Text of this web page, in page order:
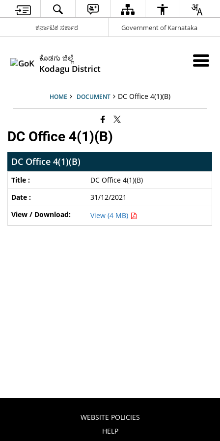
ಕರ್ನಾಟಕ ಸರ್ಕಾರ Government of Karnataka
ಕೊಡಗು ಜಿಲ್ಲೆ
Kodagu District
HOME DOCUMENT DC Office 4(1)(B)
DC Office 4(1)(B)
DC Office 4(1)(B)
DC Office 4(1)(B)
31/12/2021
View (4 MB)
WEBSITE POLICIES
HELP